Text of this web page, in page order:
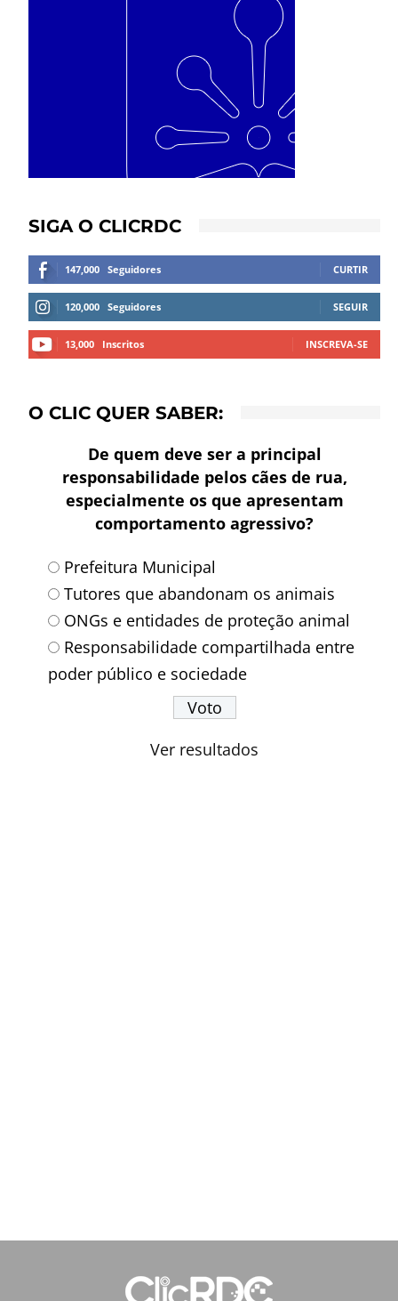
SIGA O CLICRDC
147,000 Seguidores CURTIR
120,000 Seguidores SEGUIR
13,000 Inscritos INSCREVA-SE
O CLIC QUER SABER:
De quem deve ser a principal
responsabilidade pelos cães de rua,
especialmente os que apresentam
comportamento agressivo?
Prefeitura Municipal
Tutores que abandonam os animais
ONGs e entidades de proteção animal
Responsabilidade compartilhada entre
poder público e sociedade
Ver resultados